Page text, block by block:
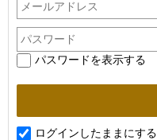
パスワードを表示する
ログインしたままにする